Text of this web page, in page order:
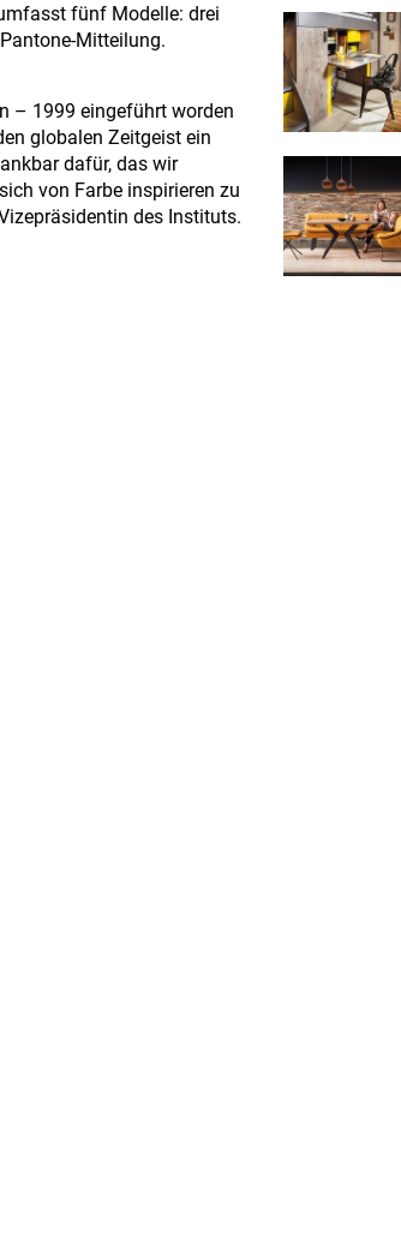
fünf Modelle: drei
Mitteilung.
– 1999 eingeführt worden
globalen Zeitgeist ein
dafür, das wir
von Farbe inspirieren zu
des Instituts.